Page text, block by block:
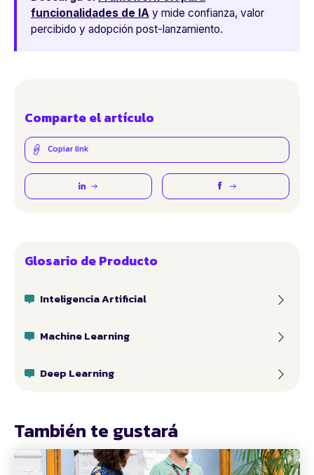
funcionalidades de IA y mide confianza, valor
percibido y adopción post-lanzamiento.
Comparte el artículo
Copiar link
Glosario de Producto
Inteligencia Artificial
Machine Learning
Deep Learning
También te gustará